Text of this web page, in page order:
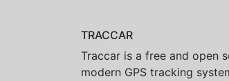
TRACCAR
Traccar is a free and open
modern GPS tracking